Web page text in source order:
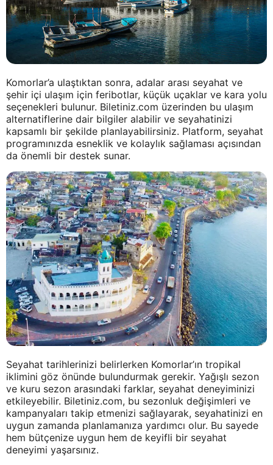
Komorlar’a ulaştıktan sonra, adalar arası seyahat ve
şehir içi ulaşım için feribotlar, küçük uçaklar ve kara yolu
seçenekleri bulunur. Biletiniz.com üzerinden bu ulaşım
alternatiflerine dair bilgiler alabilir ve seyahatinizi
kapsamlı bir şekilde planlayabilirsiniz. Platform, seyahat
programınızda esneklik ve kolaylık sağlaması açısından
da önemli bir destek sunar.
Seyahat tarihlerinizi belirlerken Komorlar’ın tropikal
iklimini göz önünde bulundurmak gerekir. Yağışlı sezon
ve kuru sezon arasındaki farklar, seyahat deneyiminizi
etkileyebilir. Biletiniz.com, bu sezonluk değişimleri ve
kampanyaları takip etmenizi sağlayarak, seyahatinizi en
uygun zamanda planlamanıza yardımcı olur. Bu sayede
hem bütçenize uygun hem de keyifli bir seyahat
deneyimi yaşarsınız.